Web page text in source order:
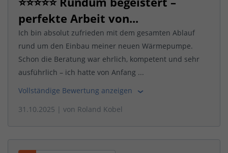
perfekte Arbeit von...
Ich bin absolut zufrieden mit dem gesamten Ablauf
rund um den Einbau meiner neuen Wärmepumpe.
Schon die Beratung war ehrlich, kompetent und sehr
ausführlich – ich hatte von Anfang ...
Vollständige Bewertung anzeigen
31.10.2025 | von Roland Kobel